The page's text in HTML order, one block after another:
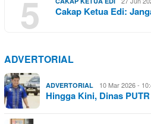
5 Cakap Ketua Edi:
ADVERTORIAL
ADVERTORIAL 10 Mar 2026 -
Hingga Kini, Dinas